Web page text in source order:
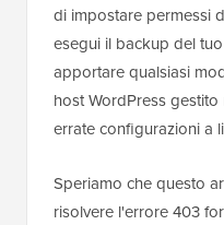
di impostare permessi
esegui il backup del
apportare qualsiasi
host WordPress
errate configurazioni a
Speriamo che questo
risolvere l'errore 403